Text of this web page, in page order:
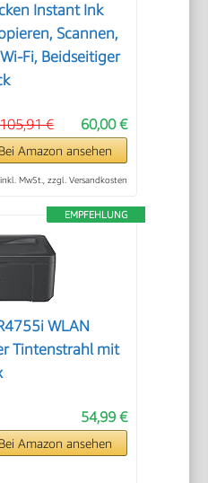
Instant Ink
Scannen,
Fi, Beidseitiger
60,00 €
€
Amazon ansehen
MwSt., zzgl. Versandkosten
EMPFEHLUNG
WLAN
Tintenstrahl mit
54,99 €
Amazon ansehen